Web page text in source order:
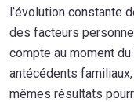
l’évolution constante
des facteurs
compte au moment
antécédents
mêmes résultats